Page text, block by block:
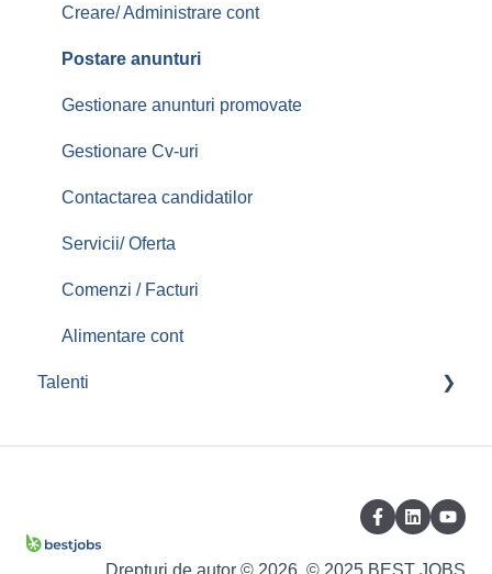
Creare/ Administrare cont
Postare anunturi
Gestionare anunturi promovate
Gestionare Cv-uri
Contactarea candidatilor
Servicii/ Oferta
Comenzi / Facturi
Alimentare cont
Talenti
Aplicari Joburi